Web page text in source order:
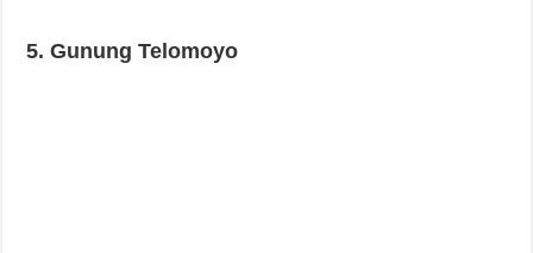
5. Gunung Telomoyo